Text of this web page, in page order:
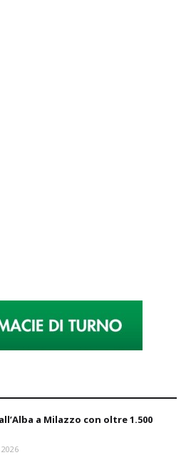
a Milazzo con oltre 1.500